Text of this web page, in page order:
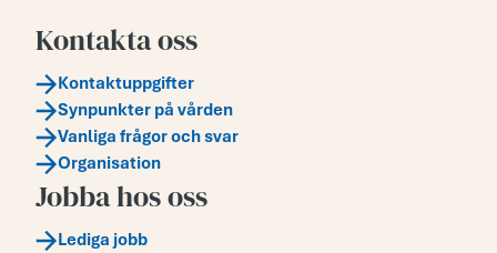
Kontakta oss
Kontaktuppgifter
Synpunkter på vården
Vanliga frågor och svar
Organisation
Jobba hos oss
Lediga jobb